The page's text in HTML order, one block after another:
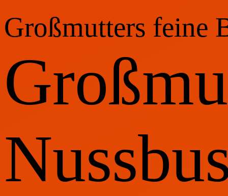
Großmutters feine